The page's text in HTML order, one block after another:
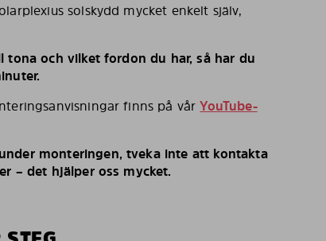
solskydd mycket enkelt själv,
och vilket fordon du har, så har du
finns på vårYouTube-
monteringen, tveka inte att kontakta
– det hjälper oss mycket.